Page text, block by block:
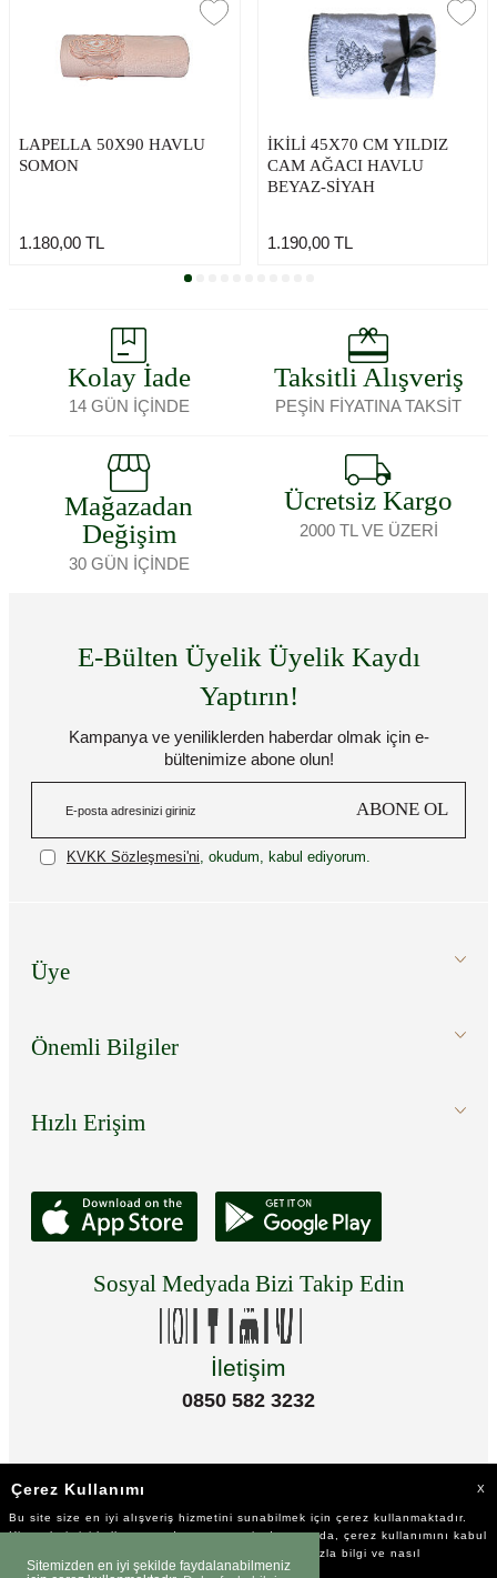
Sitemizden en iyi şekilde faydalanabilmeniz
LAPELLA 50X90 HAVLU
SOMON
1.180,00 TL
İKİLİ 45X70 CM YILDIZ
CAM AĞACI HAVLU
BEYAZ-SİYAH
1.190,00TL
Kolay İade
14 GÜN İÇİNDE
Taksitli Alışveriş
PEŞİN FİYATINA TAKSİT
Mağazadan
Değişim
30 GÜN İÇİNDE
Ücretsiz Kargo
2000 TL VE ÜZERİ
E-Bülten Üyelik Üyelik Kaydı
Yaptırın!
Kampanya ve yeniliklerden haberdar olmak için e-
bültenimize abone olun!
ABONE OL
KVKK Sözleşmesi'ni , okudum, kabul ediyorum.
Üye
Önemli Bilgiler
Hızlı Erişim
Sosyal Medyada Bizi Takip Edin
İletişim
0850 582 3232
Çerez Kullanımı X
Bu site size en iyi alışveriş hizmetini sunabilmek için çerez kullanmaktadır.
Hizmetlerimizi kullanmaya devam etmeniz durumunda, çerez kullanımını kabul
ettiğinizi varsayacağız. Çerezler hakkında daha fazla bilgi ve nasıl
reddedeceğinizi öğrenmek içintıklayınız